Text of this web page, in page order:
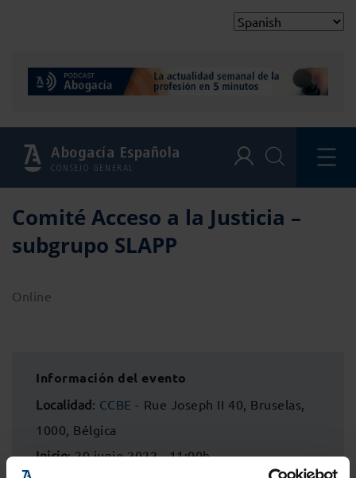
Abogacía Española
CONSEJO GENERAL
Comité Acceso a la Justicia –
subgrupo SLAPP
Online
Información del evento
Localidad: CCBE - Rue Joseph II 40, Bruselas,
1000, Bélgica
Inicio: 20 junio 2022 - 11:00h